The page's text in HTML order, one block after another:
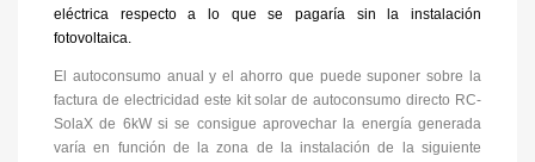
eléctrica respecto a lo que se pagaría sin la instalación
fotovoltaica.
El autoconsumo anual y el ahorro que puede suponer sobre la
factura de electricidad este kit solar de autoconsumo directo RC-
SolaX de 6kW si se consigue aprovechar la energía generada
varía en función de la zona de la instalación de la siguiente